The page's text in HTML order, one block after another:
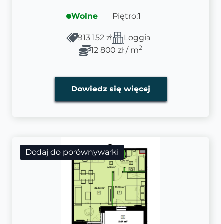
Wolne Piętro:1
913 152 zł
Loggia
12 800 zł / m2
Dowiedz się więcej
Dodaj do porównywarki